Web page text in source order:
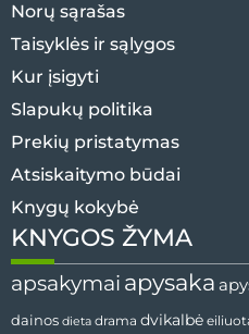
Norų sąrašas
Taisyklės ir sąlygos
Kur įsigyti
Slapukų politika
Prekių pristatymas
Atsiskaitymo būdai
Knygų kokybė
KNYGOS ŽYMA
apsakymai apysaka
dainos dieta drama dvikalbė